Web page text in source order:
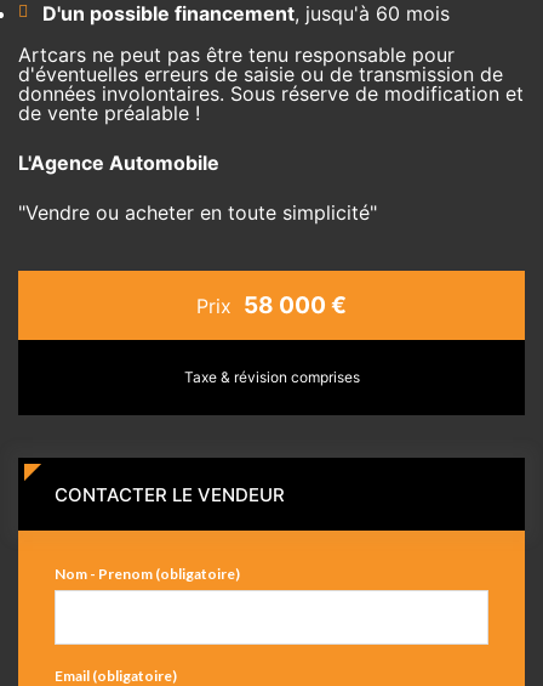
D'un possible financement, jusqu'à 60 mois
Artcars ne peut pas être tenu responsable pour
d'éventuelles erreurs de saisie ou de transmission de
données involontaires. Sous réserve de modification et
de vente préalable !
L'Agence Automobile
"Vendre ou acheter en toute simplicité"
Prix 58 000 €
Taxe & révision comprises
CONTACTER LE VENDEUR
Nom - Prenom (obligatoire)
Email (obligatoire)